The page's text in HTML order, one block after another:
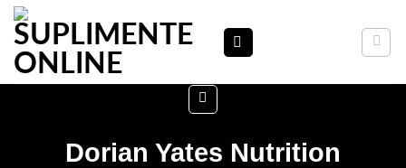
Skip
content
Dorian Yates Nutrition